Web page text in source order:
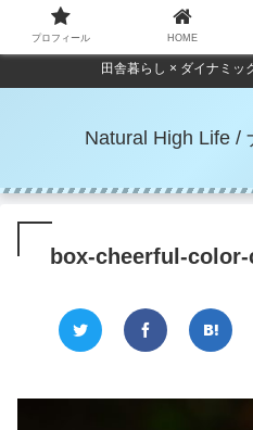
田舎暮らし × ダイナミッ
Natural High Life /
box-cheerful-color-
プロフィール HOME